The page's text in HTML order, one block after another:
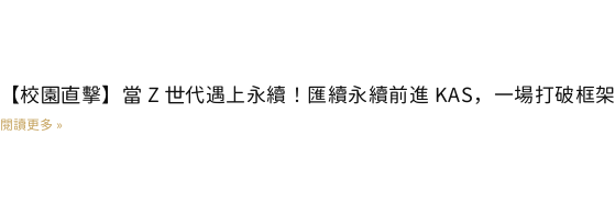
【校園直擊】當 Z 世代遇上永續！匯續永續前進 KAS，一場打破框
閱讀更多 »